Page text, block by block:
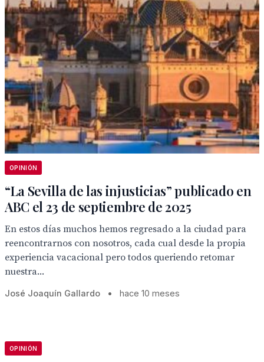
OPINIÓN
“La Sevilla de las injusticias” publicado en
ABC el 23 de septiembre de 2025
En estos días muchos hemos regresado a la ciudad para
reencontrarnos con nosotros, cada cual desde la propia
experiencia vacacional pero todos queriendo retomar
nuestra...
José Joaquín Gallardo • hace 10 meses
OPINIÓN